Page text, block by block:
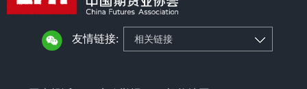
友情链接: 相关链接